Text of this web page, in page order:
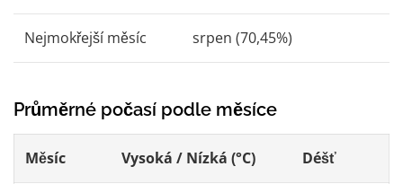
Nejmokřejší měsíc srpen (70,45%)
Průměrné počasí podle měsíce
Měsíc Vysoká / Nízká (°C) Déšť